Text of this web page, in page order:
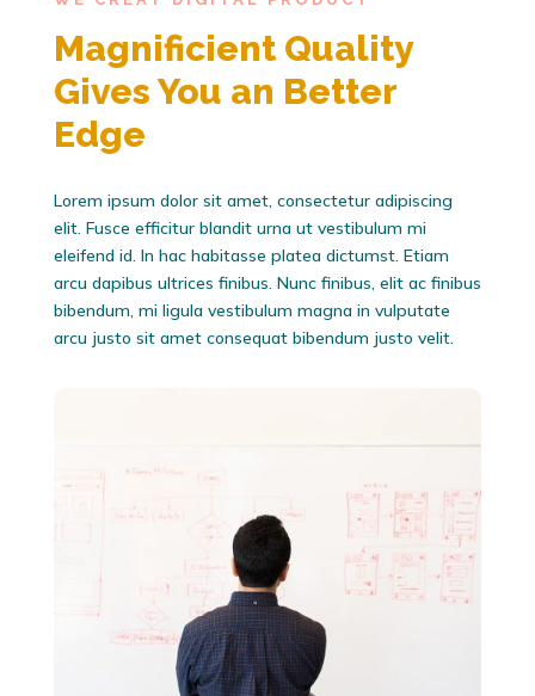
Magnificient Quality
Gives You an Better
Edge
Lorem ipsum dolor sit amet, consectetur adipiscing
elit. Fusce efficitur blandit urna ut vestibulum mi
eleifend id. In hac habitasse platea dictumst. Etiam
arcu dapibus ultrices finibus. Nunc finibus, elit ac finibus
bibendum, mi ligula vestibulum magna in vulputate
arcu justo sit amet consequat bibendum justo velit.